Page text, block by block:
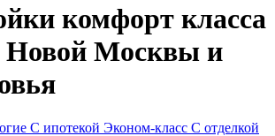
комфорт класса
Москвы и
С ипотекой Эконом-класс С отделкой